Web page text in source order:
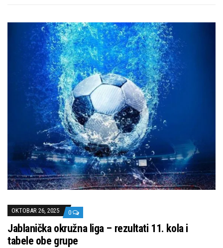
OKTOBAR 26, 2025 0
Jablanička okružna liga – rezultati 11. kola i
tabele obe grupe